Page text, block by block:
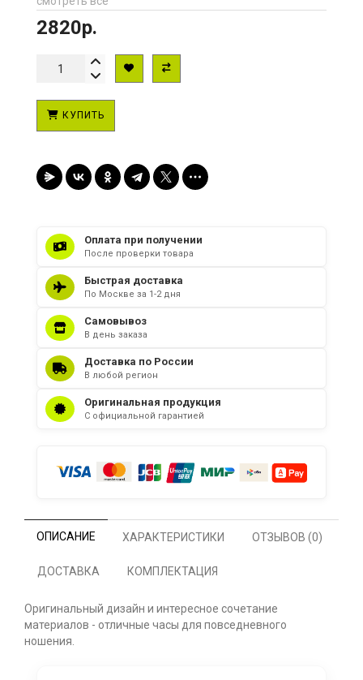
2820р.
КУПИТЬ
Оплата при получении
После проверки товара
Быстрая доставка
По Москве за 1-2 дня
Самовывоз
В день заказа
Доставка по России
В любой регион
Оригинальная продукция
С официальной гарантией
ОПИСАНИЕ ХАРАКТЕРИСТИКИ ОТЗЫВОВ (0)
ДОСТАВКА КОМПЛЕКТАЦИЯ
Оригинальный дизайн и интересное сочетание
материалов - отличные часы для повседневного
ношения.